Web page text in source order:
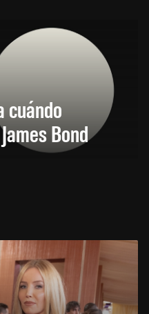
cuándo
Bond